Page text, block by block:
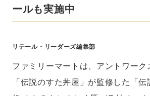
ールも実施中
リテール・リーダーズ編集部
ファミリーマートは、アントワーク
「伝説のすた丼屋」が監修した「